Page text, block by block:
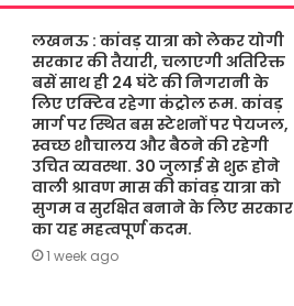
लखनऊ : कांवड़ यात्रा को लेकर योगी
सरकार की तैयारी, चलाएगी अतिरिक्त
बसें साथ ही 24 घंटे की निगरानी के
लिए एक्टिव रहेगा कंट्रोल रूम. कांवड़
मार्ग पर स्थित बस स्टेशनों पर पेयजल,
स्वच्छ शौचालय और बैठने की रहेगी
उचित व्यवस्था. 30 जुलाई से शुरू होने
वाली श्रावण मास की कांवड़ यात्रा को
सुगम व सुरक्षित बनाने के लिए सरकार
का यह महत्वपूर्ण कदम.
1 week ago